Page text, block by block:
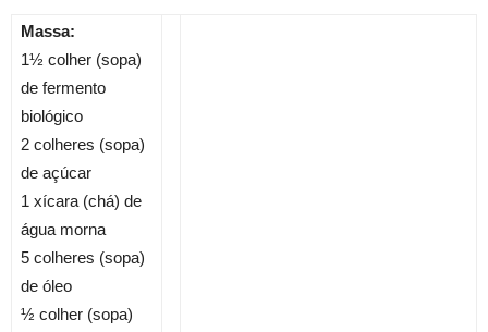
Massa:
1½ colher (sopa)
de fermento
biológico
2 colheres (sopa)
de açúcar
1 xícara (chá) de
água morna
5 colheres (sopa)
de óleo
½ colher (sopa)